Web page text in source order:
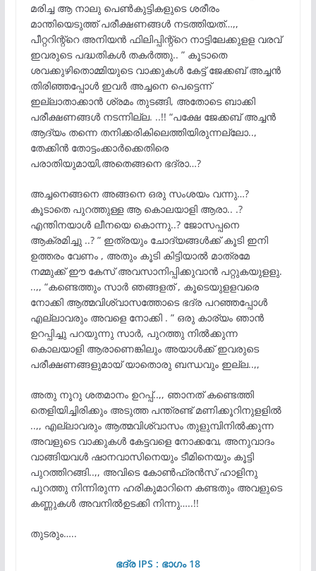
മരിച്ച ആ നാലു പെൺകുട്ടികളുടെ ശരീരം
മാന്തിയെടുത്ത് പരീക്ഷണങ്ങൾ നടത്തിയത്…,,
പീറ്ററിന്റ്റെ അനിയൻ ഫിലിപ്പിന്റ്റെ നാട്ടിലേക്കുളള വരവ്
ഇവരുടെ പദ്ധതികൾ തകർത്തു.. ” കൂടാതെ
ശവക്കുഴിതൊമ്മിയുടെ വാക്കുകൾ കേട്ട് ജേക്കബ് അച്ചൻ
തിരിഞ്ഞപ്പോൾ ഇവർ അച്ചനെ പെട്ടെന്ന്
ഇല്ലാതാക്കാൻ ശ്രമം തുടങ്ങി, അതോടെ ബാക്കി
പരീക്ഷണങ്ങൾ നടന്നില്ല. ..!! “പക്ഷേ ജേക്കബ് അച്ചൻ
ആദ്യം തന്നെ തനിക്കരികിലെത്തിയിരുന്നല്ലോ..,
തേക്കിൻ തോട്ടംക്കാർക്കെതിരെ
പരാതിയുമായി,അതെങ്ങനെ ഭദ്രാ…?
അച്ചനെങ്ങനെ അങ്ങനെ ഒരു സംശയം വന്നു…?
കൂടാതെ പുറത്തുള്ള ആ കൊലയാളി ആരാ.. .?
എന്തിനയാൾ ലീനയെ കൊന്നു..? ജോസപ്പനെ
ആക്രമിച്ചു ..? ” ഇത്രയും ചോദ്യങ്ങൾക്ക് കൂടി ഇനി
ഉത്തരം വേണം , അതും കൂടി കിട്ടിയാൽ മാത്രമേ
നമ്മുക്ക് ഈ കേസ് അവസാനിപ്പിക്കുവാൻ പറ്റുകയുളളു.
..,, “കണ്ടെത്തും സാർ ഞങ്ങളത് , കൂടെയുളളവരെ
നോക്കി ആത്മവിശ്വാസത്തോടെ ഭദ്ര പറഞ്ഞപ്പോൾ
എല്ലാവരും അവളെ നോക്കി . ” ഒരു കാര്യം ഞാൻ
ഉറപ്പിച്ചു പറയുന്നു സാർ, പുറത്തു നിൽക്കുന്ന
കൊലയാളി ആരാണെങ്കിലും അയാൾക്ക് ഇവരുടെ
പരീക്ഷണങ്ങളുമായ് യാതൊരു ബന്ധവും ഇല്ല..,,
അതു നൂറു ശതമാനം ഉറപ്പ്..,, ഞാനത് കണ്ടെത്തി
തെളിയിച്ചിരിക്കും അടുത്ത പന്ത്രണ്ട് മണിക്കൂറിനുളളിൽ
..,, എല്ലാവരും ആത്മവിശ്വാസം തുളുമ്പിനിൽക്കുന്ന
അവളുടെ വാക്കുകൾ കേട്ടവളെ നോക്കവേ, അനുവാദം
വാങ്ങിയവൾ ഷാനവാസിനെയും ടീമിനെയും കൂട്ടി
പുറത്തിറങ്ങി..,, അവിടെ കോൺഫ്രൻസ് ഹാളിനു
പുറത്തു നിന്നിരുന്ന ഹരികുമാറിനെ കണ്ടതും അവളുടെ
കണ്ണുകൾ അവനിൽഉടക്കി നിന്നു…..!!
തുടരും…..
ഭദ്ര IPS : ഭാഗം 18